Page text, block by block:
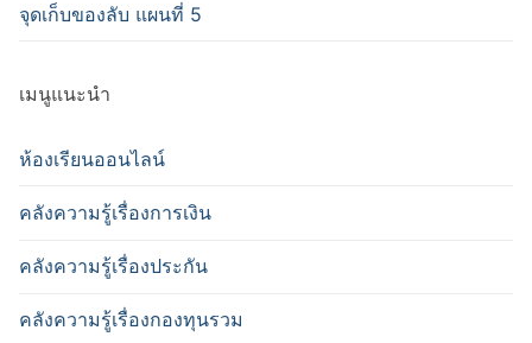
จุดเก็บของลับ แผนที่ 5
เมนูแนะนำ
ห้องเรียนออนไลน์
คลังความรู้เรื่องการเงิน
คลังความรู้เรื่องประกัน
คลังความรู้เรื่องกองทุนรวม